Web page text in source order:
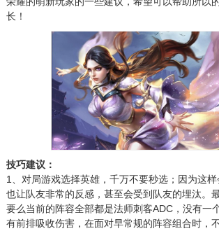
长！
技巧建议：
1、对局游戏选择英雄，千万不要秒选；因为这样
也让队友非常的反感，甚至会受到队友的埋汰。
要么当前的阵容全部都是法师刺客ADC，没有一
有前排吸收伤害，在面对早常规的阵容组合时，